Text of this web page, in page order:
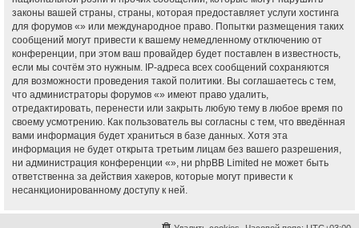
законы вашей страны, страны, которая предоставляет услуги хостинга
для форумов «» или международное право. Попытки размещения таких
сообщений могут привести к вашему немедленному отключению от
конференции, при этом ваш провайдер будет поставлен в известность,
если мы сочтём это нужным. IP-адреса всех сообщений сохраняются
для возможности проведения такой политики. Вы соглашаетесь с тем,
что администраторы форумов «» имеют право удалить,
отредактировать, перенести или закрыть любую тему в любое время по
своему усмотрению. Как пользователь вы согласны с тем, что введённая
вами информация будет храниться в базе данных. Хотя эта
информация не будет открыта третьим лицам без вашего разрешения,
ни администрация конференции «», ни phpBB Limited не может быть
ответственна за действия хакеров, которые могут привести к
несанкционированному доступу к ней.